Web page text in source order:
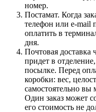
номер.
Постамат. Когда
телефон или e-mail
оплатить в
дня.
Почтовая доставка
придет в
посылке. Перед
коробки: вес,
самостоятельно вы
Один заказ может
его стоимость не